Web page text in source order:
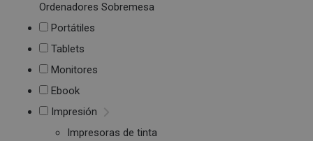
Ordenadores Sobremesa
Portátiles
Tablets
Monitores
Ebook
Impresión
Impresoras de tinta